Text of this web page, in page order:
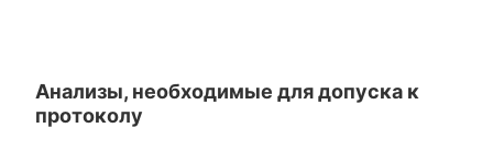
Анализы, необходимые для допуска к
протоколу